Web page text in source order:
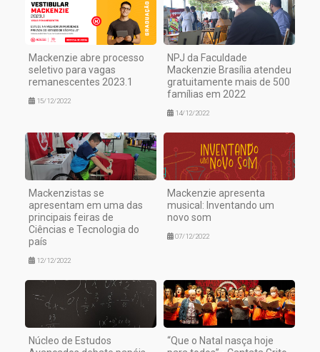
Mackenzie abre processo
seletivo para vagas
remanescentes 2023.1
15/12/2022
NPJ da Faculdade
Mackenzie Brasília atendeu
gratuitamente mais de 500
famílias em 2022
14/12/2022
Mackenzistas se
apresentam em uma das
principais feiras de
Ciências e Tecnologia do
país
12/12/2022
Mackenzie apresenta
musical: Inventando um
novo som
07/12/2022
Núcleo de Estudos
“Que o Natal nasça hoje